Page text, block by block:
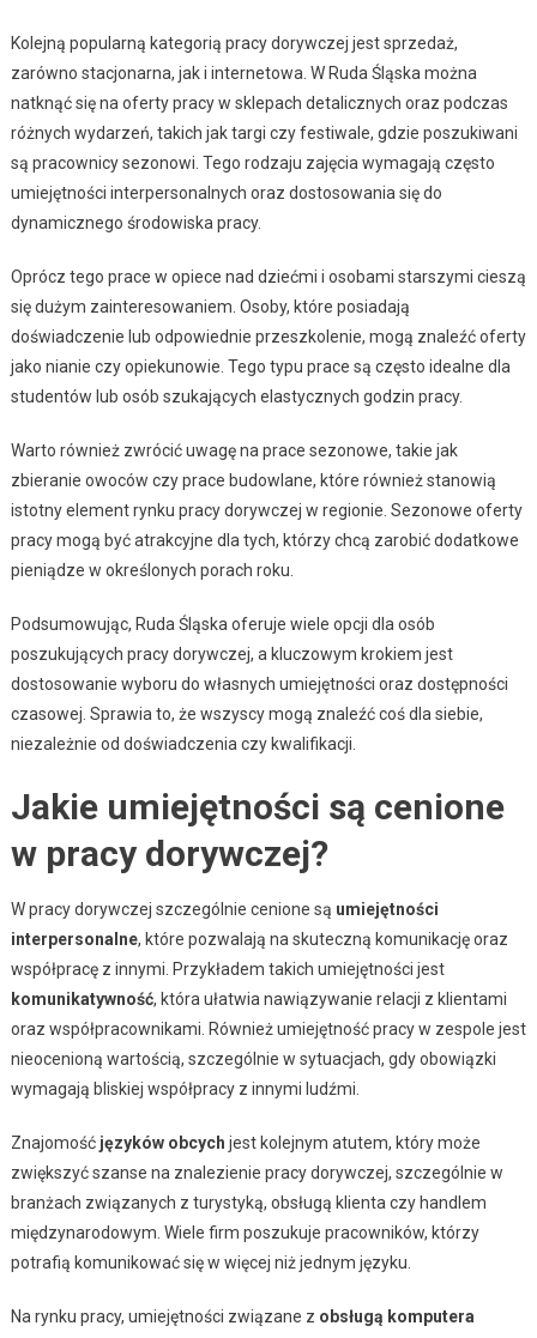
Kolejną popularną kategorią pracy dorywczej jest sprzedaż,
zarówno stacjonarna, jak i internetowa. W Ruda Śląska można
natknąć się na oferty pracy w sklepach detalicznych oraz podczas
różnych wydarzeń, takich jak targi czy festiwale, gdzie poszukiwani
są pracownicy sezonowi. Tego rodzaju zajęcia wymagają często
umiejętności interpersonalnych oraz dostosowania się do
dynamicznego środowiska pracy.
Oprócz tego prace w opiece nad dziećmi i osobami starszymi cieszą
się dużym zainteresowaniem. Osoby, które posiadają
doświadczenie lub odpowiednie przeszkolenie, mogą znaleźć oferty
jako nianie czy opiekunowie. Tego typu prace są często idealne dla
studentów lub osób szukających elastycznych godzin pracy.
Warto również zwrócić uwagę na prace sezonowe, takie jak
zbieranie owoców czy prace budowlane, które również stanowią
istotny element rynku pracy dorywczej w regionie. Sezonowe oferty
pracy mogą być atrakcyjne dla tych, którzy chcą zarobić dodatkowe
pieniądze w określonych porach roku.
Podsumowując, Ruda Śląska oferuje wiele opcji dla osób
poszukujących pracy dorywczej, a kluczowym krokiem jest
dostosowanie wyboru do własnych umiejętności oraz dostępności
czasowej. Sprawia to, że wszyscy mogą znaleźć coś dla siebie,
niezależnie od doświadczenia czy kwalifikacji.
Jakie umiejętności są cenione
w pracy dorywczej?
W pracy dorywczej szczególnie cenione są umiejętności
interpersonalne, które pozwalają na skuteczną komunikację oraz
współpracę z innymi. Przykładem takich umiejętności jest
komunikatywność, która ułatwia nawiązywanie relacji z klientami
oraz współpracownikami. Również umiejętność pracy w zespole jest
nieocenioną wartością, szczególnie w sytuacjach, gdy obowiązki
wymagają bliskiej współpracy z innymi ludźmi.
Znajomość języków obcych jest kolejnym atutem, który może
zwiększyć szanse na znalezienie pracy dorywczej, szczególnie w
branżach związanych z turystyką, obsługą klienta czy handlem
międzynarodowym. Wiele firm poszukuje pracowników, którzy
potrafią komunikować się w więcej niż jednym języku.
Na rynku pracy, umiejętności związane z obsługą komputera